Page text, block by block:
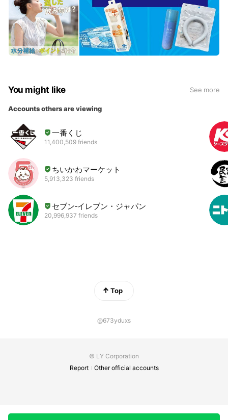
You might like See more
Accounts others are viewing
一番くじ
11,400,509 friends
ちいかわマーケット
5,913,323 friends
セブン‐イレブン・ジャパン
20,996,937 friends
Top
@673yduxs
© LY Corporation
Report
Other official accounts